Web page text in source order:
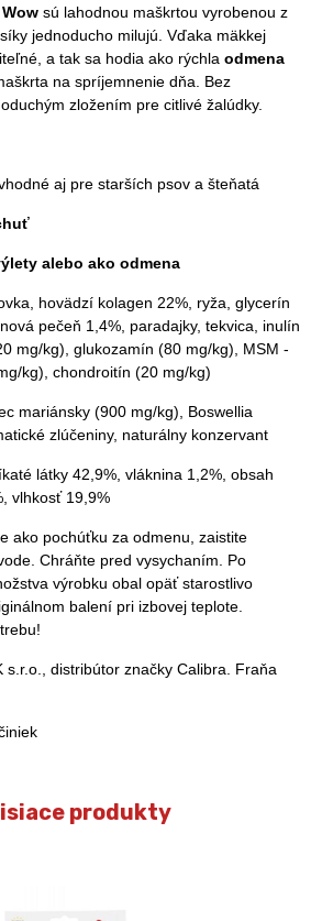
sú lahodnou maškrtou vyrobenou z
jednoducho milujú. Vďaka mäkkej
a tak sa hodia ako rýchla odmena
na spríjemnenie dňa. Bez
zložením pre citlivé žalúdky.
aj pre starších psov a šteňatá
alebo ako odmena
hovädzí kolagen 22%, ryža, glycerín
pečeň 1,4%, paradajky, tekvica, inulín
mg/kg), glukozamín (80 mg/kg), MSM -
kg), chondroitín (20 mg/kg)
mariánsky (900 mg/kg), Boswellia
zlúčeniny, naturálny konzervant
látky 42,9%, vláknina 1,2%, obsah
vlhkosť 19,9%
ako pochúťku za odmenu, zaistite
Chráňte pred vysychaním. Po
výrobku obal opäť starostlivo
balení pri izbovej teplote.
s.r.o., distribútor značky Calibra. Fraňa
produkty